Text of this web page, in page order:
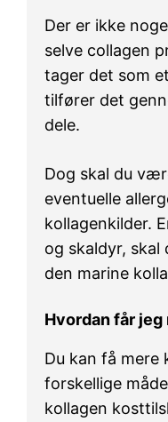
Der er ikke
selve collagen
tager det som
tilfører det
dele.
Dog skal du
eventuelle
kollagenkilder.
og skaldyr,
den marine
Hvordan får
Du kan få mere
forskellige
kollagen